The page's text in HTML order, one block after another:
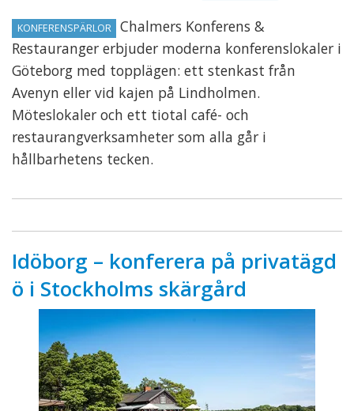
KONFERENSPÄRLOR
Chalmers Konferens &
Restauranger erbjuder moderna konferenslokaler i
Göteborg med topplägen: ett stenkast från
Avenyn eller vid kajen på Lindholmen.
Möteslokaler och ett tiotal café- och
restaurangverksamheter som alla går i
hållbarhetens tecken.
Idöborg – konferera på privatägd
ö i Stockholms skärgård